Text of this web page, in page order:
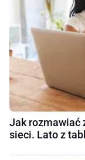
Jak rozmawiać
sieci. Lato z